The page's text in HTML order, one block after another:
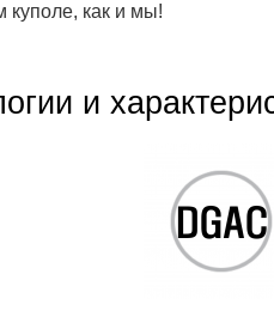
куполе, как и мы!
и